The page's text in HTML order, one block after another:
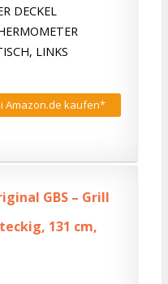
DECKEL
LINKS
Amazon.de kaufen*
GBS – Grill
131 cm,